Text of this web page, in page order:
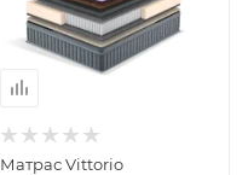
Матрас Vittorio